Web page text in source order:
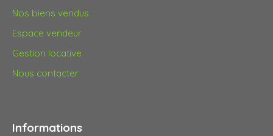
Nos biens vendus
Espace vendeur
Gestion locative
Nous contacter
Informations